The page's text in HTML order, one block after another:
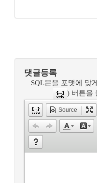
댓글등록
SQL문을 포맷에 맞
) 버튼을
Source